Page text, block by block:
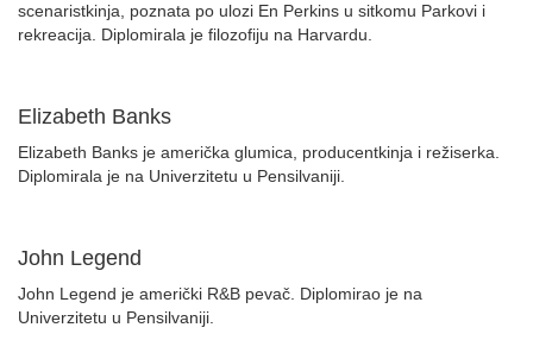
scenaristkinja, poznata po ulozi En Perkins u sitkomu Parkovi i
rekreacija. Diplomirala je filozofiju na Harvardu.
Elizabeth Banks
Elizabeth Banks je američka glumica, producentkinja i režiserka.
Diplomirala je na Univerzitetu u Pensilvaniji.
John Legend
John Legend je američki R&B pevač. Diplomirao je na
Univerzitetu u Pensilvaniji.